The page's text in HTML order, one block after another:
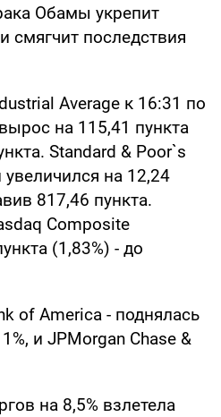
Обамы укрепит
смягчит последствия
Average к 16:31 по
на 115,41 пункта
Standard & Poor`s
на 12,24
817,46 пункта.
Composite
(1,83%) - до
of America - поднялась
и JPMorgan Chase &
на 8,5% взлетела